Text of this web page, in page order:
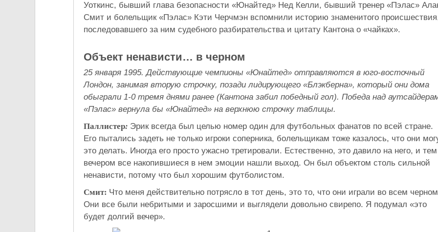
Уоткинс, бывший глава безопасности «Юнайтед» Нед Келли, бывший тренер «Пэлас»
Смит и болельщик «Пэлас» Кэти Черчмэн вспомнили историю знаменитого
последовавшего за ним судебного разбирательства и цитату Кантона о «чайках».
Объект ненависти… в черном
25 января 1995. Действующие чемпионы «Юнайтед» отправляются в юго-восточный
Лондон, занимая вторую строчку, позади лидирующего «Блэкберна», который они дома
обыграли 1-0 тремя днями ранее (Кантона забил победный гол). Победа над
«Пэлас» вернула бы «Юнайтед» на верхнюю строчку таблицы.
Паллистер: Эрик всегда был целью номер один для футбольных фанатов по всей стране.
Его пытались задеть не только игроки соперника, болельщикам тоже казалось, что они
это делать. Иногда его просто ужасно третировали. Естественно, это давило на него, и тем
вечером все накопившиеся в нем эмоции нашли выход. Он был объектом столь сильной
ненависти, потому что был хорошим футболистом.
Смит: Что меня действительно потрясло в тот день, это то, что они играли во всем
Они все были небритыми и заросшими и выглядели довольно свирепо. Я подумал «это
будет долгий вечер».